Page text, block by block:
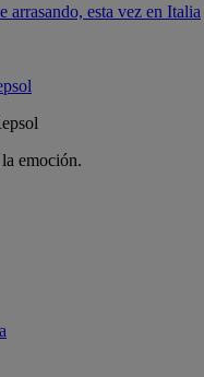
arrasando, esta vez en Italia
emoción.